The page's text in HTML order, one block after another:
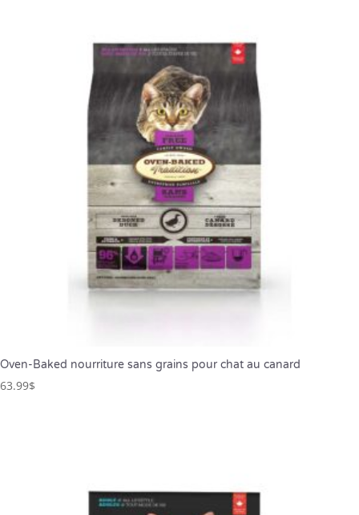
Oven-Baked nourriture sans grains pour chat au canard
63.99$